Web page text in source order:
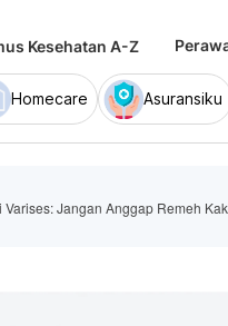
Kesehatan A-Z
Homecare Asuransiku
Varises: Jangan Anggap Remeh